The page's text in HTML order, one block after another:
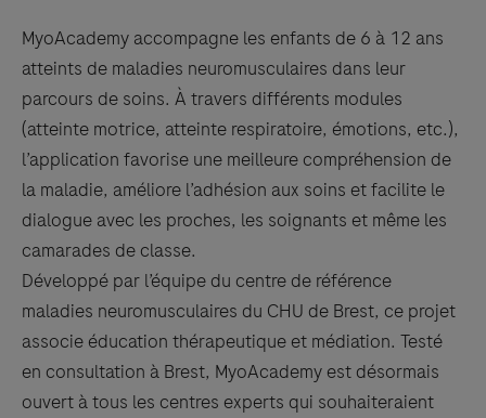
MyoAcademy accompagne les enfants de 6 à 12 ans
atteints de maladies neuromusculaires dans leur
parcours de soins. À travers différents modules
(atteinte motrice, atteinte respiratoire, émotions, etc.),
l’application favorise une meilleure compréhension de
la maladie, améliore l’adhésion aux soins et facilite le
dialogue avec les proches, les soignants et même les
camarades de classe.
Développé par l’équipe du centre de référence
maladies neuromusculaires du CHU de Brest, ce projet
associe éducation thérapeutique et médiation. Testé
en consultation à Brest, MyoAcademy est désormais
ouvert à tous les centres experts qui souhaiteraient